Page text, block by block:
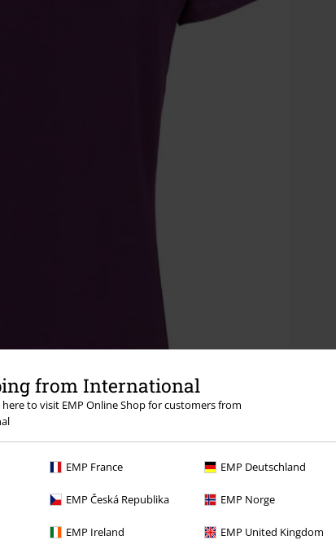
from International
here to visit EMP Online Shop for customers from
EMP France EMP Deutschland
EMP Česká Republika EMP Norge
EMP Ireland EMP United Kingdom